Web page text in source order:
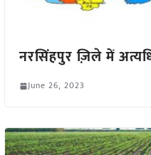
नरसिंहपुर ज़िले में
June 26, 2023